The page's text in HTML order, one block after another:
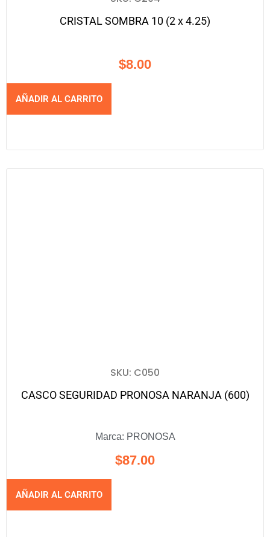
CRISTAL SOMBRA 10 (2 x 4.25)
$8.00
AÑADIR AL CARRITO
SKU: C050
CASCO SEGURIDAD PRONOSA NARANJA (600)
Marca: PRONOSA
$87.00
AÑADIR AL CARRITO